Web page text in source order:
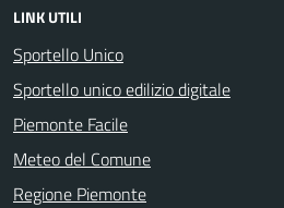
LINK UTILI
Sportello Unico
Sportello unico edilizio digitale
Piemonte Facile
Meteo del Comune
Regione Piemonte